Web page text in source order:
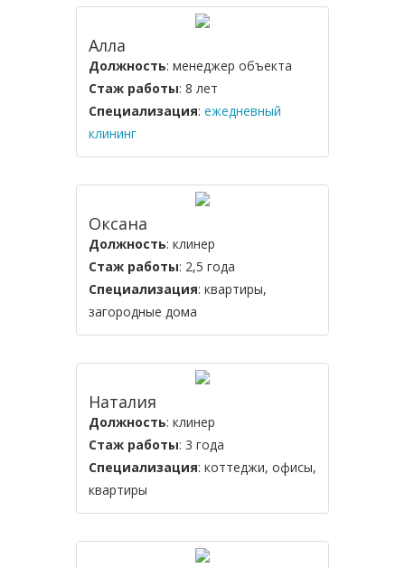
Алла
Должность: менеджер объекта
Стаж работы: 8 лет
Специализация: ежедневный
клининг
Оксана
Должность: клинер
Стаж работы: 2,5 года
Специализация: квартиры,
загородные дома
Наталия
Должность: клинер
Стаж работы: 3 года
Специализация: коттеджи, офисы,
квартиры